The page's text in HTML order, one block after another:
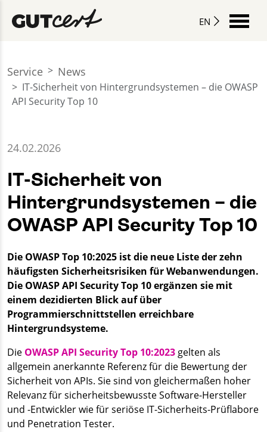
EN
Service News
IT-Sicherheit von Hintergrundsystemen – die OWASP
API Security Top 10
24.02.2026
IT-Sicherheit von
Hintergrundsystemen – die
OWASP API Security Top 10
Die OWASP Top 10:2025 ist die neue Liste der zehn
häufigsten Sicherheitsrisiken für Webanwendungen.
Die OWASP API Security Top 10 ergänzen sie mit
einem dezidierten Blick auf über
Programmierschnittstellen erreichbare
Hintergrundsysteme.
Die OWASP API Security Top 10:2023 gelten als
allgemein anerkannte Referenz für die Bewertung der
Sicherheit von APIs. Sie sind von gleichermaßen hoher
Relevanz für sicherheitsbewusste Software-Hersteller
und -Entwickler wie für seriöse IT-Sicherheits-Prüflabore
und Penetration Tester.